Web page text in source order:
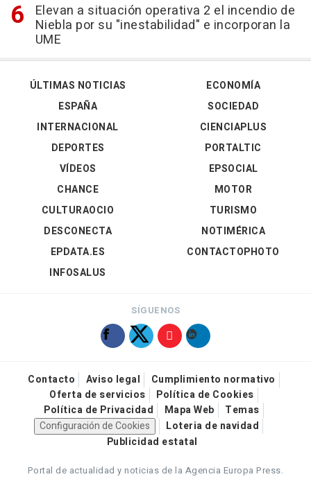
Elevan a situación operativa 2 el incendio de
Niebla por su "inestabilidad" e incorporan la
UME
ÚLTIMAS NOTICIAS
ESPAÑA
INTERNACIONAL
DEPORTES
VÍDEOS
ECONOMÍA
SOCIEDAD
CIENCIAPLUS
PORTALTIC
EPSOCIAL
CHANCE
CULTURAOCIO
DESCONECTA
EPDATA.ES
INFOSALUS
MOTOR
TURISMO
NOTIMÉRICA
CONTACTOPHOTO
SÍGUENOS
Contacto Aviso legal
Cumplimiento normativo
Oferta de servicios
Política de Cookies
Política de Privacidad
Mapa Web
Temas
Configuración de Cookies
Loteria de navidad
Publicidad estatal
Portal de actualidad y noticias de la Agencia Europa Press.